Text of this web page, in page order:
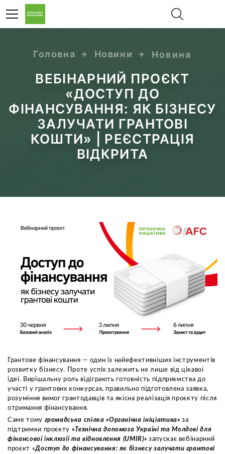
Головна Новини Новина
ВЕБІНАРНИЙ ПРОЄКТ
«ДОСТУП ДО
ФІНАНСУВАННЯ: ЯК БІЗНЕСУ
ЗАЛУЧАТИ ГРАНТОВІ
КОШТИ» | РЕЄСТРАЦІЯ
ВІДКРИТА
Грантове фінансування — один із найефективніших інструментів
розвитку бізнесу. Проте успіх залежить не лише від цікавої
ідеї. Вирішальну роль відіграють готовність підприємства до
участі у грантових конкурсах, правильно підготовлена заявка,
розуміння вимог грантодавців та якісна реалізація проєкту після
отримання фінансування.
Саме тому громадська спілка «Органічна ініціатива» за
підтримки проєкту «Технічна допомога Україні та Молдові для
фінансової інклюзії та відновлення (UMIR)» запускає вебінарний
проєкт «Доступ до фінансування: як бізнесу залучати грантові